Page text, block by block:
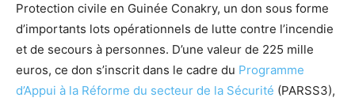
Protection civile en Guinée Conakry, un don sous forme
d’importants lots opérationnels de lutte contre l’incendie
et de secours à personnes. D’une valeur de 225 mille
euros, ce don s’inscrit dans le cadre du Programme
d’Appui à la Réforme du secteur de la Sécurité (PARSS3),